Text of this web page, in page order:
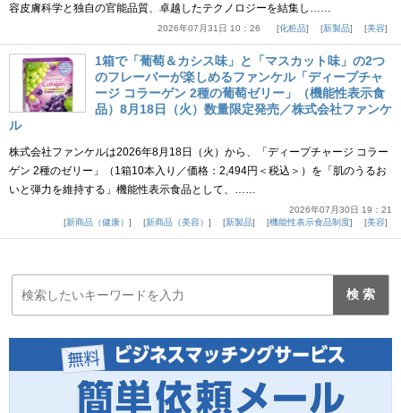
容皮膚科学と独自の官能品質、卓越したテクノロジーを結集し……
2026年07月31日 10：26 化粧品 新製品 美容
1箱で「葡萄＆カシス味」と「マスカット味」の2つ
のフレーバーが楽しめるファンケル「ディープチャ
ージ コラーゲン 2種の葡萄ゼリー」（機能性表示食
品）8月18日（火）数量限定発売／株式会社ファンケ
ル
株式会社ファンケルは2026年8月18日（火）から、「ディープチャージ コラー
ゲン 2種のゼリー」（1箱10本入り／価格：2,494円＜税込＞）を「肌のうるお
いと弾力を維持する」機能性表示食品として、……
2026年07月30日 19：21
新商品（健康）
新商品（美容） 新製品 機能性表示食品制度 美容